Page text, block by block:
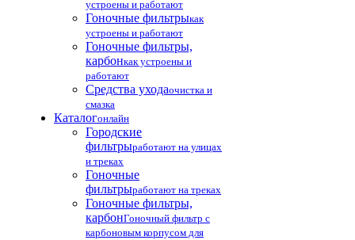
устроены и работают
Гоночные фильтрыкак
устроены и работают
Гоночные фильтры,
карбонкак устроены и
работают
Средства уходаочистка и
смазка
Каталогонлайн
Городские
фильтрыработают на улицах
и треках
Гоночные
фильтрыработают на треках
Гоночные фильтры,
карбонГоночный фильтр с
карбоновым корпусом для